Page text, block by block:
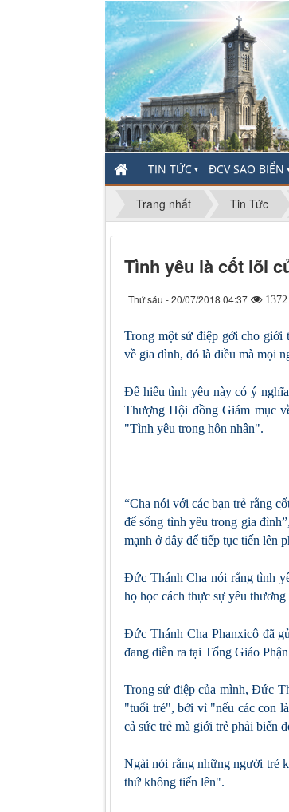
TIN TỨC ▼ ĐCV SAO BIỂN
Trang nhất Tin Tức
Tình yêu là cốt lõi
Thứ sáu - 20/07/2018 04:37 1372
Trong một sứ điệp gởi cho giới
về gia đình, đó là điều mà mọi
Để hiểu tình yêu này có ý
Thượng Hội đồng Giám mục
"Tình yêu trong hôn nhân".
“Cha nói với các bạn trẻ rằng
để sống tình yêu trong gia
mạnh ở đây để tiếp tục tiến lên
Đức Thánh Cha nói rằng tình
họ học cách thực sự yêu
Đức Thánh Cha Phanxicô đã
đang diễn ra tại Tổng Giáo
Trong sứ điệp của mình, Đức
"tuổi trẻ", bởi vì "nếu các con
cả sức trẻ mà giới trẻ phải biến
Ngài nói rằng những người trẻ
thứ không tiến lên".